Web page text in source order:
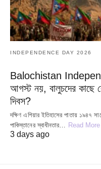
INDEPENDENCE DAY 2026
Balochistan
আগস্ট নয়, বালুচদের কাছে
দিবস?
দক্ষিণ এশিয়ার ইতিহাসের পাতায়
পাকিস্তানের স্বাধীনতার… Read More
3 days ago